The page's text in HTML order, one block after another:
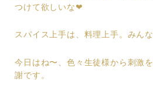
つけて欲しいな❤︎
スパイス上手は、料理上手。みん
今日はね〜、色々生徒様から刺激
謝です。